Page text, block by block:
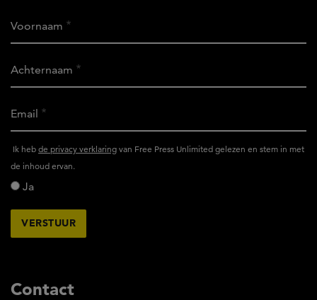
Contact
Voornaam
Achternaam
Email
Ik
heb
het
reglement
Unlimited
Ik heb de privacy verklaring van Free Press Unlimited gelezen en stem in met
de inhoud ervan.
Ja